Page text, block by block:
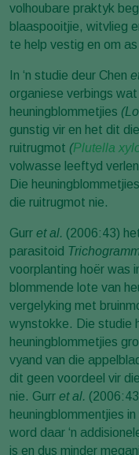
volhoubare praktyk
blaaspooitjie, witvlieg
te help vestig en om
In ‘n studie deur Chen
organiese verbings
heuningblommetjies
gunstig vir en het dit
ruitrugmot (Plutella
volwasse leeftyd
Die
die ruitrugmot nie.
Gurr et al. (2006:43)
parasitoid
voorplanting hoër was
blommende lote van
vergelyking met
wynstokke. Die studie
heuningblommetjies
vyand van die
dit geen voordeel vir
nie. Gurr et al.
heuningblommentjies
word daar ‘n
is en dus minder